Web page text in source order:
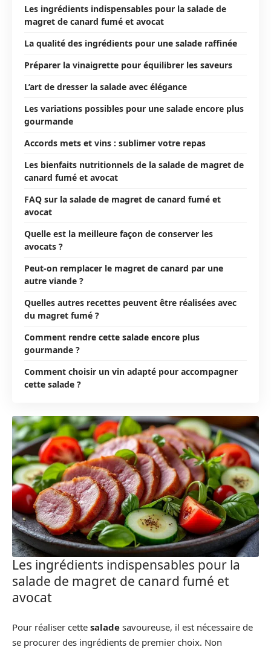
Les ingrédients indispensables pour la salade de
magret de canard fumé et avocat
La qualité des ingrédients pour une salade raffinée
Préparer la vinaigrette pour équilibrer les saveurs
L’art de dresser la salade avec élégance
Les variations possibles pour une salade encore plus
gourmande
Accords mets et vins : sublimer votre repas
Les bienfaits nutritionnels de la salade de magret de
canard fumé et avocat
FAQ sur la salade de magret de canard fumé et
avocat
Quelle est la meilleure façon de conserver les
avocats ?
Peut-on remplacer le magret de canard par une
autre viande ?
Quelles autres recettes peuvent être réalisées avec
du magret fumé ?
Comment rendre cette salade encore plus
gourmande ?
Comment choisir un vin adapté pour accompagner
cette salade ?
Les ingrédients indispensables pour la
salade de magret de canard fumé et
avocat
Pour réaliser cette salade savoureuse, il est nécessaire de
se procurer des ingrédients de premier choix. Non